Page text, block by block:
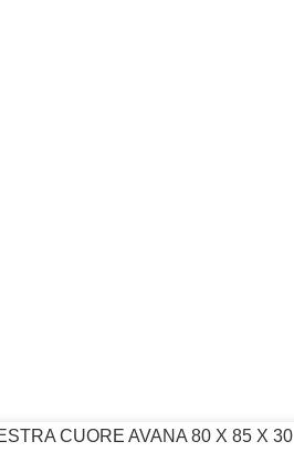
130 x 90 x 45 mm
CUORE AVANA 80 X 85 X 30